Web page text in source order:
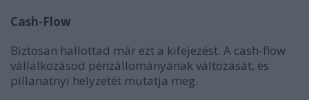
Cash-Flow
Biztosan hallottad már ezt a kifejezést. A cash-flow
vállalkozásod pénzállományának változását, és
pillanatnyi helyzetét mutatja meg.